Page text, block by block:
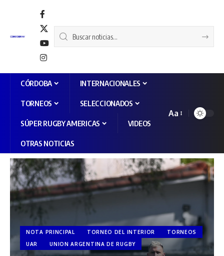
CÓRDOBA INTERNACIONALES
TORNEOS SELECCIONADOS
SÚPER RUGBY AMERICAS VIDEOS
OTRAS NOTICIAS
Aa
NOTA PRINCIPAL TORNEO DEL INTERIOR
TORNEOS
UAR
UNION ARGENTINA DE RUGBY